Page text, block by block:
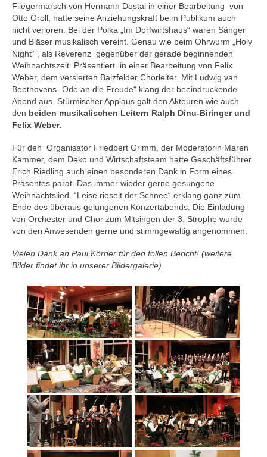
Fliegermarsch von Hermann Dostal in einer Bearbeitung von
Otto Groll, hatte seine Anziehungskraft beim Publikum auch
nicht verloren. Bei der Polka „Im Dorfwirtshaus“ waren Sänger
und Bläser musikalisch vereint. Genau wie beim Ohrwurm „Holy
Night“ , als Reverenz gegenüber der gerade beginnenden
Weihnachtszeit. Präsentiert in einer Bearbeitung von Felix
Weber, dem versierten Balzfelder Chorleiter. Mit Ludwig van
Beethovens „Ode an die Freude“ klang der beeindruckende
Abend aus. Stürmischer Applaus galt den Akteuren wie auch
den beiden musikalischen Leitern Ralph Dinu-Biringer und
Felix Weber.
Für den Organisator Friedbert Grimm, der Moderatorin Maren
Kammer, dem Deko und Wirtschaftsteam hatte Geschäftsführer
Erich Riedling auch einen besonderen Dank in Form eines
Präsentes parat. Das immer wieder gerne gesungene
Weihnachtslied “Leise rieselt der Schnee“ erklang ganz zum
Ende des überaus gelungenen Konzertabends. Die Einladung
von Orchester und Chor zum Mitsingen der 3. Strophe wurde
von den Anwesenden gerne und stimmgewaltig angenommen.
Vielen Dank an Paul Körner für den tollen Bericht! (weitere
Bilder findet ihr in unserer Bildergalerie)